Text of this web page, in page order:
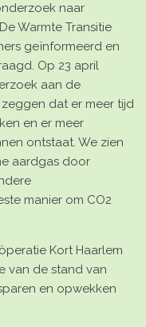
naar
Warmte Transitie
geïnformeerd en
Op 23 april
aan de
dat er meer tijd
en er meer
ontstaat. We zien
aardgas door
manier om CO2
Kort Haarlem
van de stand van
en opwekken